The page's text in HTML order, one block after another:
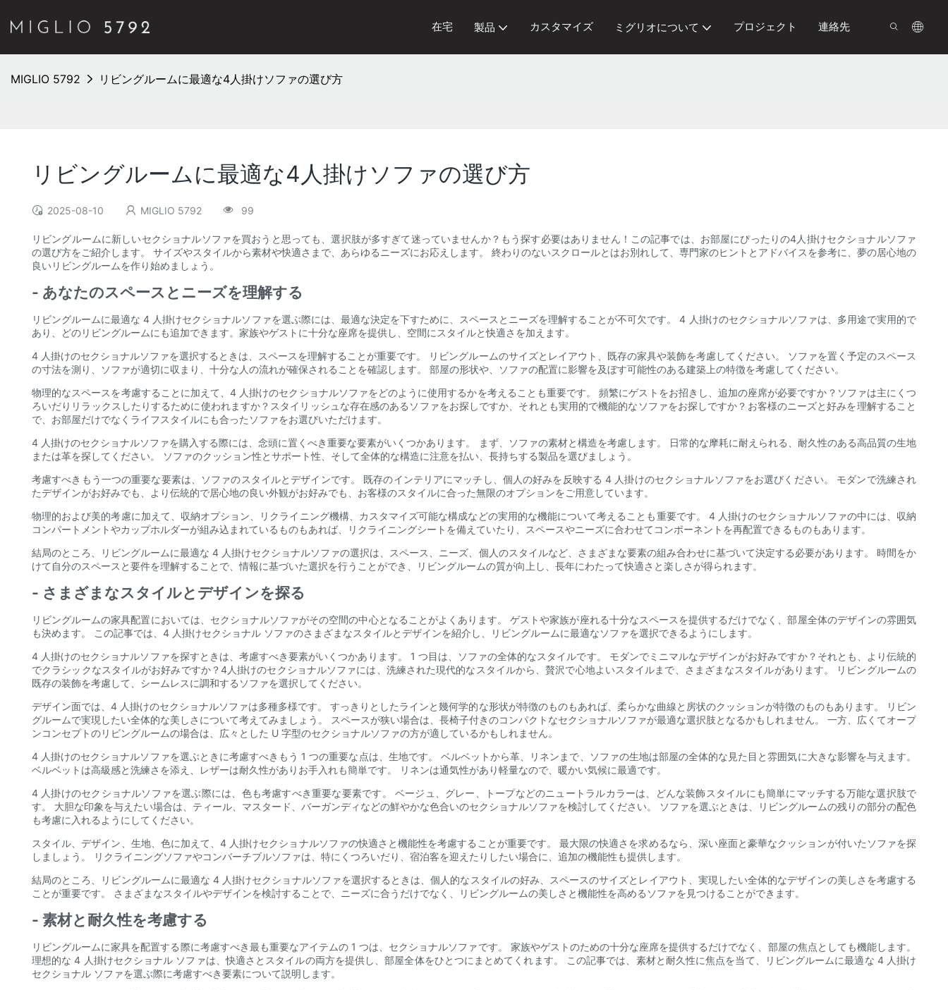
在宅 製品 カスタマイズ ミグリオについて プロジェクト 連絡先
MIGLIO 5792 リビングルームに最適な4人掛けソファの選び方
リビングルームに最適な4人掛けソファの選び方
2025-08-10 MIGLIO 5792 99
リビングルームに新しいセクショナルソファを買おうと思っても、選択肢が多すぎて迷っていませんか？もう探す必要はありません！この記事では、お部屋にぴったりの4人掛けセクショナルソファ
の選び方をご紹介します。 サイズやスタイルから素材や快適さまで、あらゆるニーズにお応えします。 終わりのないスクロールとはお別れして、専門家のヒントとアドバイスを参考に、夢の居心地の
良いリビングルームを作り始めましょう。
- あなたのスペースとニーズを理解する
リビングルームに最適な 4 人掛けセクショナルソファを選ぶ際には、最適な決定を下すために、スペースとニーズを理解することが不可欠です。 4 人掛けのセクショナルソファは、多用途で実用的で
あり、どのリビングルームにも追加できます。家族やゲストに十分な座席を提供し、空間にスタイルと快適さを加えます。
4 人掛けのセクショナルソファを選択するときは、スペースを理解することが重要です。 リビングルームのサイズとレイアウト、既存の家具や装飾を考慮してください。 ソファを置く予定のスペース
の寸法を測り、ソファが適切に収まり、十分な人の流れが確保されることを確認します。 部屋の形状や、ソファの配置に影響を及ぼす可能性のある建築上の特徴を考慮してください。
物理的なスペースを考慮することに加えて、4 人掛けのセクショナルソファをどのように使用するかを考えることも重要です。 頻繁にゲストをお招きし、追加の座席が必要ですか？ソファは主にくつ
ろいだりリラックスしたりするために使われますか？スタイリッシュな存在感のあるソファをお探しですか、それとも実用的で機能的なソファをお探しですか？お客様のニーズと好みを理解すること
で、お部屋だけでなくライフスタイルにも合ったソファをお選びいただけます。
4 人掛けのセクショナルソファを購入する際には、念頭に置くべき重要な要素がいくつかあります。 まず、ソファの素材と構造を考慮します。 日常的な摩耗に耐えられる、耐久性のある高品質の生地
または革を探してください。 ソファのクッション性とサポート性、そして全体的な構造に注意を払い、長持ちする製品を選びましょう。
考慮すべきもう一つの重要な要素は、ソファのスタイルとデザインです。 既存のインテリアにマッチし、個人の好みを反映する 4 人掛けのセクショナルソファをお選びください。 モダンで洗練され
たデザインがお好みでも、より伝統的で居心地の良い外観がお好みでも、お客様のスタイルに合った無限のオプションをご用意しています。
物理的および美的考慮に加えて、収納オプション、リクライニング機構、カスタマイズ可能な構成などの実用的な機能について考えることも重要です。 4 人掛けのセクショナルソファの中には、収納
コンパートメントやカップホルダーが組み込まれているものもあれば、リクライニングシートを備えていたり、スペースやニーズに合わせてコンポーネントを再配置できるものもあります。
結局のところ、リビングルームに最適な 4 人掛けセクショナルソファの選択は、スペース、ニーズ、個人のスタイルなど、さまざまな要素の組み合わせに基づいて決定する必要があります。 時間をか
けて自分のスペースと要件を理解することで、情報に基づいた選択を行うことができ、リビングルームの質が向上し、長年にわたって快適さと楽しさが得られます。
- さまざまなスタイルとデザインを探る
リビングルームの家具配置においては、セクショナルソファがその空間の中心となることがよくあります。 ゲストや家族が座れる十分なスペースを提供するだけでなく、部屋全体のデザインの雰囲気
も決めます。 この記事では、4 人掛けセクショナル ソファのさまざまなスタイルとデザインを紹介し、リビングルームに最適なソファを選択できるようにします。
4 人掛けのセクショナルソファを探すときは、考慮すべき要素がいくつかあります。 1 つ目は、ソファの全体的なスタイルです。 モダンでミニマルなデザインがお好みですか？それとも、より伝統的
でクラシックなスタイルがお好みですか？4人掛けのセクショナルソファには、洗練された現代的なスタイルから、贅沢で心地よいスタイルまで、さまざまなスタイルがあります。 リビングルームの
既存の装飾を考慮して、シームレスに調和するソファを選択してください。
デザイン面では、4 人掛けのセクショナルソファは多種多様です。 すっきりとしたラインと幾何学的な形状が特徴のものもあれば、柔らかな曲線と房状のクッションが特徴のものもあります。 リビン
グルームで実現したい全体的な美しさについて考えてみましょう。 スペースが狭い場合は、長椅子付きのコンパクトなセクショナルソファが最適な選択肢となるかもしれません。 一方、広くてオープ
ンコンセプトのリビングルームの場合は、広々とした U 字型のセクショナルソファの方が適しているかもしれません。
4 人掛けのセクショナルソファを選ぶときに考慮すべきもう 1 つの重要な点は、生地です。 ベルベットから革、リネンまで、ソファの生地は部屋の全体的な見た目と雰囲気に大きな影響を与えます。
ベルベットは高級感と洗練さを添え、レザーは耐久性がありお手入れも簡単です。 リネンは通気性があり軽量なので、暖かい気候に最適です。
4 人掛けのセクショナルソファを選ぶ際には、色も考慮すべき重要な要素です。 ベージュ、グレー、トープなどのニュートラルカラーは、どんな装飾スタイルにも簡単にマッチする万能な選択肢で
す。 大胆な印象を与えたい場合は、ティール、マスタード、バーガンディなどの鮮やかな色合いのセクショナルソファを検討してください。 ソファを選ぶときは、リビングルームの残りの部分の配色
も考慮に入れるようにしてください。
スタイル、デザイン、生地、色に加えて、4 人掛けセクショナルソファの快適さと機能性を考慮することが重要です。 最大限の快適さを求めるなら、深い座面と豪華なクッションが付いたソファを探
しましょう。 リクライニングソファやコンバーチブルソファは、特にくつろいだり、宿泊客を迎えたりしたい場合に、追加の機能性も提供します。
結局のところ、リビングルームに最適な 4 人掛けセクショナルソファを選択するときは、個人的なスタイルの好み、スペースのサイズとレイアウト、実現したい全体的なデザインの美しさを考慮する
ことが重要です。 さまざまなスタイルやデザインを検討することで、ニーズに合うだけでなく、リビングルームの美しさと機能性を高めるソファを見つけることができます。
- 素材と耐久性を考慮する
リビングルームに家具を配置する際に考慮すべき最も重要なアイテムの 1 つは、セクショナルソファです。 家族やゲストのための十分な座席を提供するだけでなく、部屋の焦点としても機能します。
理想的な 4 人掛けセクショナル ソファは、快適さとスタイルの両方を提供し、部屋全体をひとつにまとめてくれます。 この記事では、素材と耐久性に焦点を当て、リビングルームに最適な 4 人掛け
セクショナル ソファを選ぶ際に考慮すべき要素について説明します。